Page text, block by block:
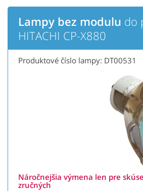
Lampy bez modulu do
HITACHI CP-X880
Produktové číslo lampy: DT00531
Náročnejšia výmena len pre
zručných